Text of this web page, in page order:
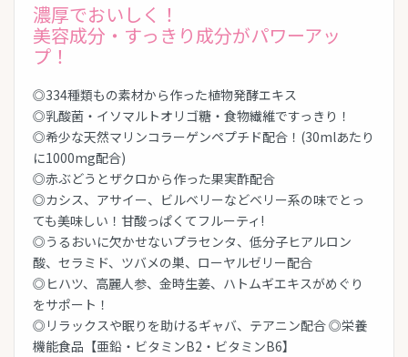
濃厚でおいしく！
美容成分・すっきり成分がパワーアッ
プ！
◎334種類もの素材から作った植物発酵エキス
◎乳酸菌・イソマルトオリゴ糖・食物繊維ですっきり！
◎希少な天然マリンコラーゲンペプチド配合！(30mlあたり
に1000mg配合)
◎赤ぶどうとザクロから作った果実酢配合
◎カシス、アサイー、ビルベリーなどベリー系の味でとっ
ても美味しい！甘酸っぱくてフルーティ!
◎うるおいに欠かせないプラセンタ、低分子ヒアルロン
酸、セラミド、ツバメの巣、ローヤルゼリー配合
◎ヒハツ、高麗人参、金時生姜、ハトムギエキスがめぐり
をサポート！
◎リラックスや眠りを助けるギャバ、テアニン配合 ◎栄養
機能食品【亜鉛・ビタミンB2・ビタミンB6】